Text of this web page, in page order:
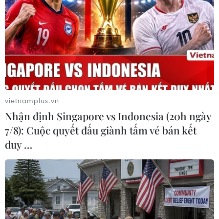
#Nghỉ dưỡng #Động vật hoang dã Khánh Hòa
Theo dõi VietnamPlus
vietnamplus.vn
Nhận định Singapore vs Indonesia (20h ngày
7/8): Cuộc quyết đấu giành tấm vé bán kết
duy …